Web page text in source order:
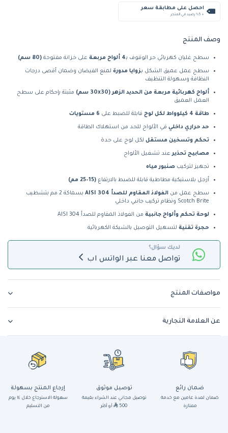
احصل على مطابقة سعر
+ %5 رصيد في المتجر
وصف المنتج
سطح غليان كهربائي حر الوقوف بـ4 ألواح مربعة على خزانة مفتوحة (80 سم)
سطح عمل عميق الشكل بـزوايا مدورة لمنع الفيضان وضمان أقصى درجات
النظافة وسهولة التنظيف
ألواح كهربائية مربعة من الحديد الزهر (30x30 سم)
مثبتة بإحكام على سطح
العمل العميق
طاقة 4 كيلوواط لكل لوح قابلة للضبط على 6 مستويات
حد حراري داخلي في الألواح للحد من استهلاك الطاقة
تحكم وتسخين مستقل لكل لوح على حدة
مصابيح تحذيرعند تشغيل الألواح
تجهيز لتركيب صنبور مياه
أرجل بلاستيكية مطاطية قابلة للضبط بالارتفاع (15–25 مم)
سطح عمل من الفولاذ المقاوم للصدأ AISI 304
بسماكة 2 مم بتشطيب
Scotch Brite ونظام تركيب جانبي داخلي
لوحة تحكم وألواح جانبية من الفولاذ المقاوم للصدأ AISI 304
حجرة تقنية لتسهيل التوصيل بالشبكة الكهربائية
لديك سؤال؟
تواصل معنا عبر الواتس اب
مواصفات المنتج
عن العلامة التجارية
ضمان رائع
ضمان لمدة عامين مع خدمة
ممتازة
توصيل موثوق
توصيل مجاني عند الشراء بقيمة
500
أو أكثر
إرجاع المنتج بسهولة
سهولة الاسترجاع خلال ١٤ يوم
من التسليم